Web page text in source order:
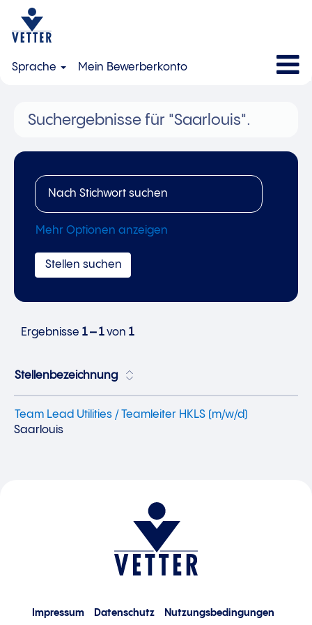
Sprache Mein Bewerberkonto
Suchergebnisse für "Saarlouis".
Mehr Optionen anzeigen
Ergebnisse 1 – 1von 1
Stellenbezeichnung
Team Lead Utilities / Teamleiter HKLS (m/w/d)
Saarlouis
Impressum Datenschutz Nutzungsbedingungen